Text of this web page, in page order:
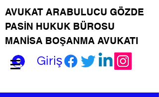
AVUKAT ARABULUCU GÖZDE
PASİN HUKUK BÜROSU
MANİSA BOŞANMA AVUKATI
Giriş